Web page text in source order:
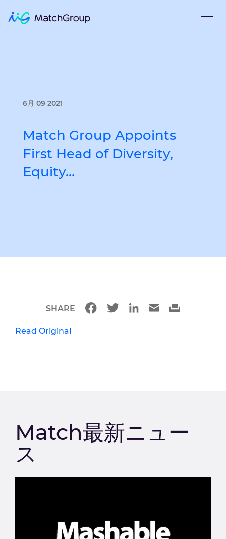
6月 09 2021
Match Group Appoints
First Head of Diversity,
Equity…
Read Original
SHARE
Match最新ニュー
ス